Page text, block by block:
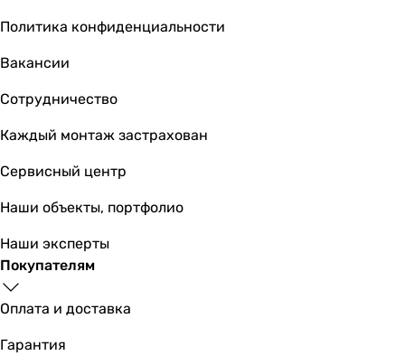
Политика конфиденциальности
Вакансии
Сотрудничество
Каждый монтаж застрахован
Сервисный центр
Наши объекты, портфолио
Наши эксперты
Покупателям
Оплата и доставка
Гарантия